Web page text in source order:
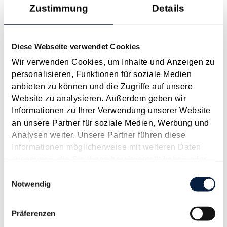
Zustimmung Details
Diese Webseite verwendet Cookies
Wir verwenden Cookies, um Inhalte und Anzeigen zu
personalisieren, Funktionen für soziale Medien
anbieten zu können und die Zugriffe auf unsere
Website zu analysieren. Außerdem geben wir
Informationen zu Ihrer Verwendung unserer Website
an unsere Partner für soziale Medien, Werbung und
Analysen weiter. Unsere Partner führen diese
Informationen möglicherweise mit weiteren Daten
gesammelt haben.
Notwendig
Präferenzen
Lohnabgaben (L, DB, DZ, ÖGK, Stadtkasse/Gemeinde) für
Langtext
empfehlen drucken
Meldepflicht bestimmter Vorjahreszahlungen bis
29.2.2024
Februar 2024
Bis spätestens Ende Februar 2024 müssen bestimmte
Zahlungen, welche im Jahr 2023 getätigt wurden, elektronisch
gemeldet werden. Dies betrifft etwa Zahlungen an natürliche
Langtext
Steuertermine 2024